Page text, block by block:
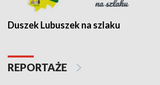
Duszek Lubuszek na szlaku
REPORTAŻE